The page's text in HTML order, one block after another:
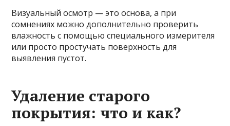
Визуальный осмотр — это основа, а при
сомнениях можно дополнительно проверить
влажность с помощью специального измерителя
или просто простучать поверхность для
выявления пустот.
Удаление старого
покрытия: что и как?